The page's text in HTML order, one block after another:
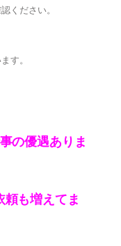
ください。
す。
の優遇ありま
も増えてま